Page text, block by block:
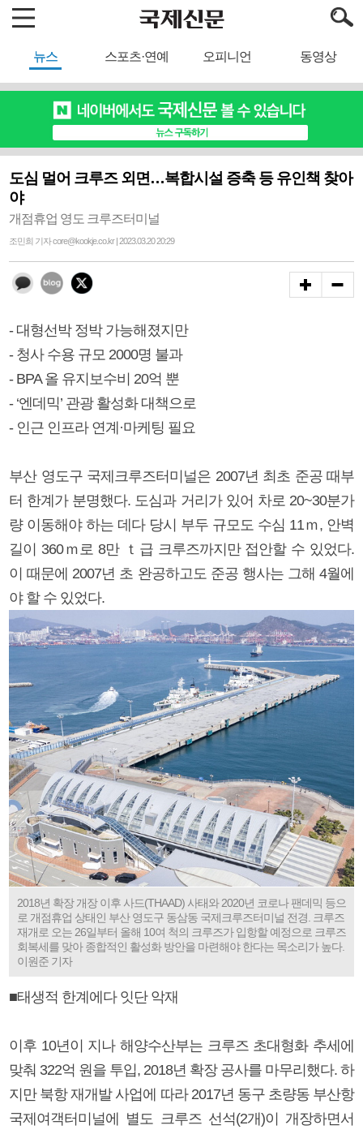
뉴스 스포츠·연예 오피니언 동영상
도심 멀어 크루즈 외면…복합시설 증축 등 유인책 찾아
야
개점휴업 영도 크루즈터미널
조민희 기자 core@kookje.co.kr | 2023.03.20 20:29
- 대형선박 정박 가능해졌지만
- 청사 수용 규모 2000명 불과
- BPA 올 유지보수비 20억 뿐
- ‘엔데믹’ 관광 활성화 대책으로
- 인근 인프라 연계·마케팅 필요
부산 영도구 국제크루즈터미널은 2007년 최초 준공 때부
터 한계가 분명했다. 도심과 거리가 있어 차로 20~30분가
량 이동해야 하는 데다 당시 부두 규모도 수심 11ｍ, 안벽
길이 360ｍ로 8만 ｔ급 크루즈까지만 접안할 수 있었다.
이 때문에 2007년 초 완공하고도 준공 행사는 그해 4월에
야 할 수 있었다.
2018년 확장 개장 이후 사드(THAAD) 사태와 2020년 코로나 팬데믹 등으
로 개점휴업 상태인 부산 영도구 동삼동 국제크루즈터미널 전경. 크루즈
재개로 오는 26일부터 올해 10여 척의 크루즈가 입항할 예정으로 크루즈
회복세를 맞아 종합적인 활성화 방안을 마련해야 한다는 목소리가 높다.
이원준 기자
■태생적 한계에다 잇단 악재
이후 10년이 지나 해양수산부는 크루즈 초대형화 추세에
맞춰 322억 원을 투입, 2018년 확장 공사를 마무리했다. 하
지만 북항 재개발 사업에 따라 2017년 동구 초량동 부산항
국제여객터미널에 별도 크루즈 선석(2개)이 개장하면서